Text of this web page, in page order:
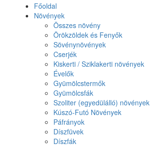
Főoldal
Növények
Összes növény
Örökzöldek és Fenyők
Sövénynövények
Cserjék
Kiskerti / Sziklakerti növények
Évelők
Gyümölcstermők
Gyümölcsfák
Szoliter (egyedülálló) növények
Kúszó-Futó Növények
Páfrányok
Díszfüvek
Díszfák